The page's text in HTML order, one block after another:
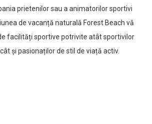
prietenilor sau a animatorilor sportivi
de vacanță naturală Forest Beach vă
facilități sportive potrivite atât sportivilor
și pasionaților de stil de viață activ.